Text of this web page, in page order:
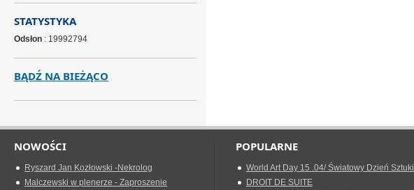
STATYSTYKA
Odsłon : 19992794
BĄDŹ NA BIEŻĄCO
NOWOŚCI
Ryszard Jan Kozłowski -Nekrolog
Malczewski w plenerze - Zaproszenie
POPULARNE
World Art Day 15 .04/ Światowy Dzień Sztuki
DROIT DE SUITE